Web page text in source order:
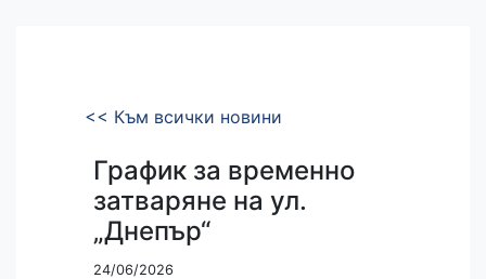
<< Към всички новини
График за временно
затваряне на ул.
„Днепър“
24/06/2026